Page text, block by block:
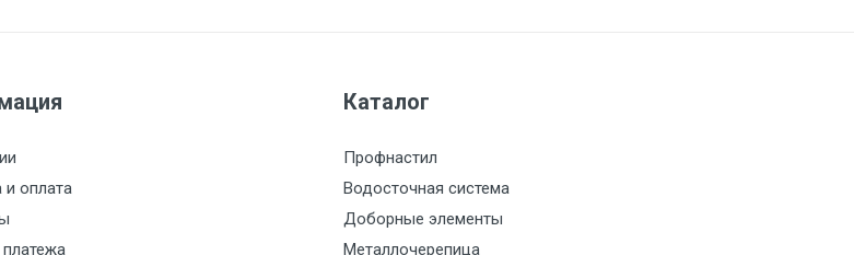
35р./км за МКАД
40р./км за МКАД
оплата
Каталог
Профнастил
Водосточная система
Доборные элементы
Металлочерепица